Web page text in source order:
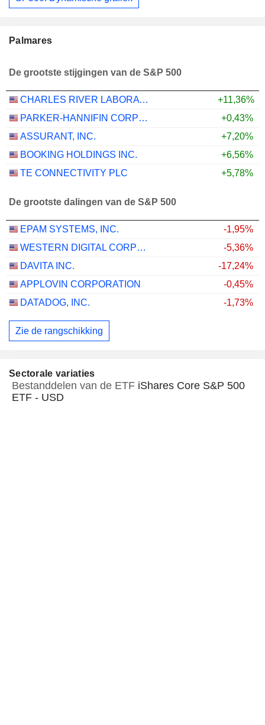
Palmares
De grootste stijgingen van de S&P 500
CHARLES RIVER LABORATORIES INTERNATIONAL, INC.
+11,36%
PARKER-HANNIFIN CORPORATION
+0,43%
ASSURANT, INC.
+7,20%
BOOKING HOLDINGS INC.
+6,56%
TE CONNECTIVITY PLC
+5,78%
De grootste dalingen van de S&P 500
EPAM SYSTEMS, INC.
-1,95%
WESTERN DIGITAL CORPORATION
-5,36%
DAVITA INC.
-17,24%
APPLOVIN CORPORATION
-0,45%
DATADOG, INC.
-1,73%
Zie de rangschikking
Sectorale variaties
Bestanddelen van de ETF iShares Core S&P 500
ETF - USD